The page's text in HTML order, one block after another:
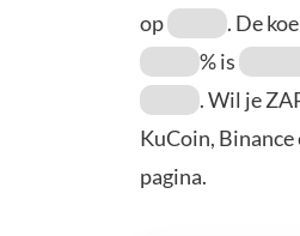
op
. De
% is
. Wil je
KuCoin, Binance
pagina.